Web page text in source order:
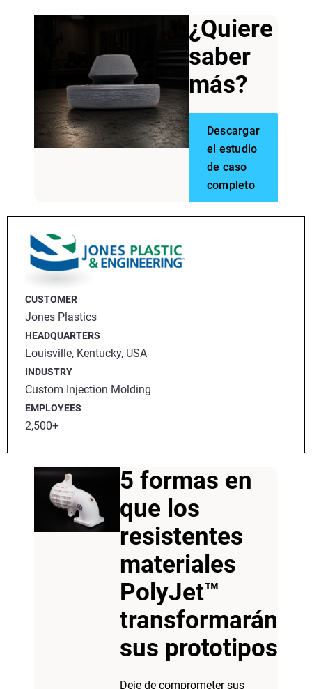
CUSTOMER
Jones Plastics
HEADQUARTERS
Louisville, Kentucky, USA
INDUSTRY
Custom Injection Molding
EMPLOYEES
2,500+
5 formas en
que los
resistentes
materiales
PolyJet™
transformarán
sus prototipos
Deje de comprometer sus
¿Quiere
saber
más?
Descargar
el estudio
de caso
completo